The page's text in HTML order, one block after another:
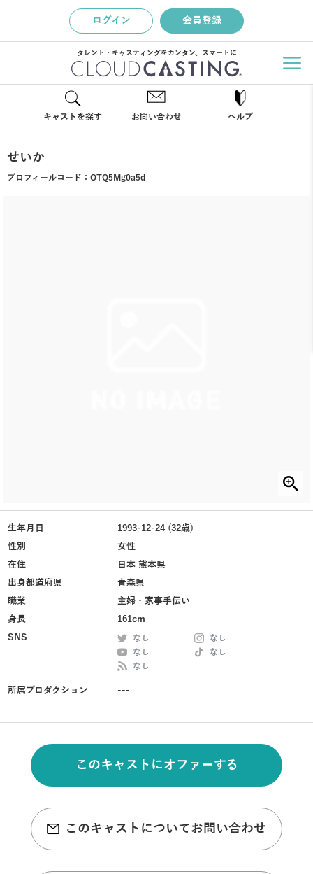
ログイン 会員登録
タレント・キャスティングをカンタン、スマートに
キャストを探す お問い合わせ ヘルプ
せいか
プロフィールコード： OTQ5Mg0a5d
生年月日
1993-12-24 (32歳)
性別
女性
在住
日本 熊本県
出身都道府県
青森県
職業
主婦・家事手伝い
身長
161cm
SNS
なし
なし
なし
なし
なし
所属プロダクション ---
このキャストにオファーする
このキャストについてお問い合わせ